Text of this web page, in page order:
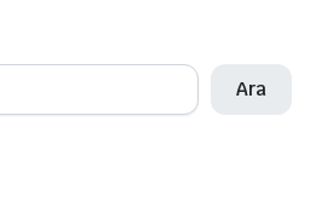
Ara